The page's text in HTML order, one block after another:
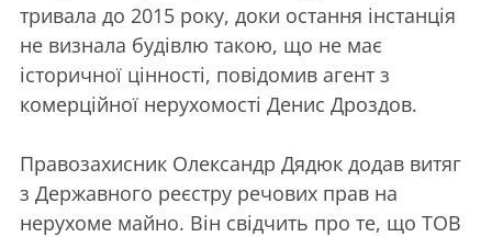
тривала до 2015 року, доки остання інстанція
не визнала будівлю такою, що не має
історичної цінності, повідомив агент з
комерційної нерухомості Денис Дроздов.
Правозахисник Олександр Дядюк додав витяг
з Державного реєстру речових прав на
нерухоме майно. Він свідчить про те, що ТОВ